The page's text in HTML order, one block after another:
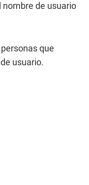
nombre de usuario
que
usuario.